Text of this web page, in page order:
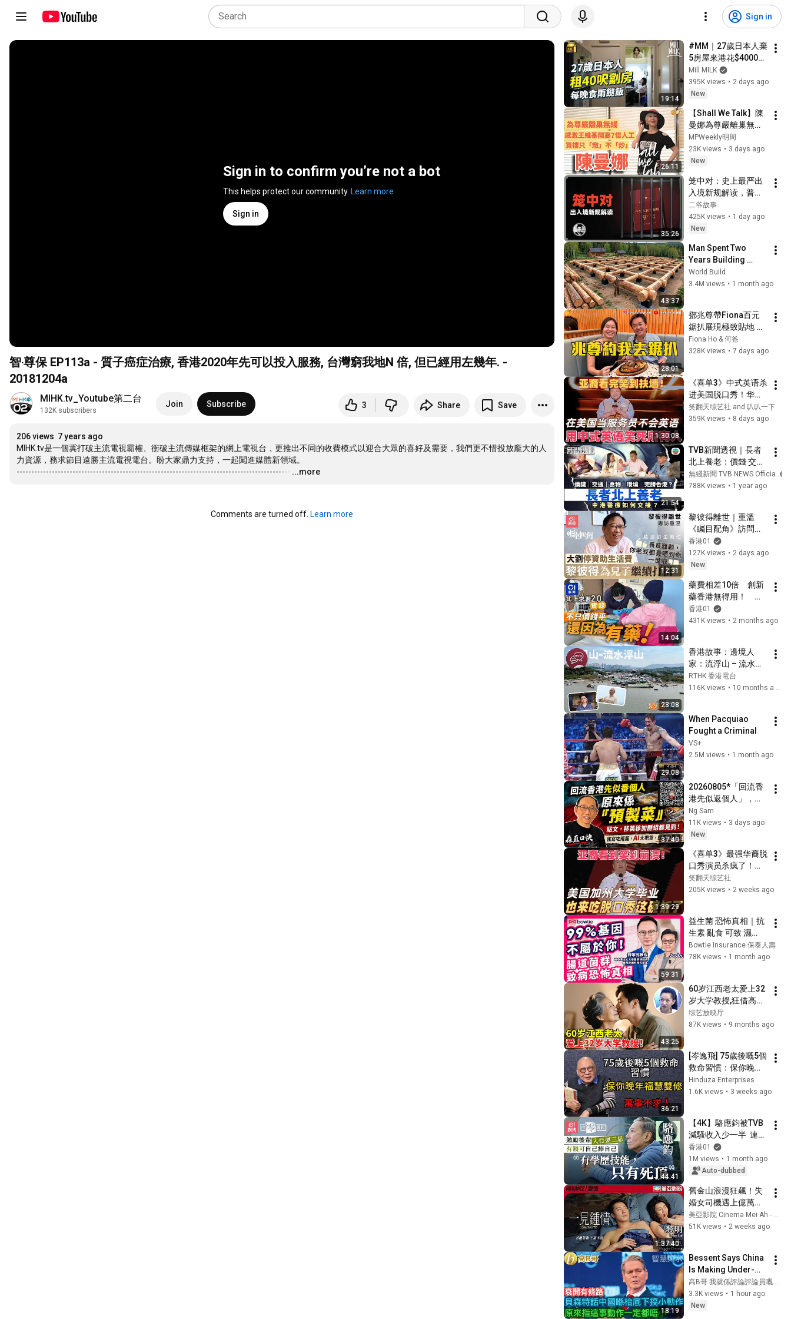
Sign in
Sign in to confirm you’re not a bot
This helps protect our community. Learn more
Sign in
智‧尊保 EP113a - 質子癌症治療, 香港2020年先可以投入服務, 台灣窮我地N 倍, 但已經用左幾年. -
20181204a
MIHK.tv_Youtube第二台
132K subscribers
Join Subscribe 3 Share Save
206 views 7 years ago
MIHK.tv是一個冀打破主流電視霸權、衝破主流傳媒框架的網上電視台，更推出不同的收費模式以迎合大眾的喜好及需要，我們更不惜投放龐大的人
力資源，務求節目遠勝主流電視電台。盼大家鼎力支持，一起闖進媒體新領域。
--------------------------------------------------------------------------------------------- …
...more
Comments are turned off. Learn more
19:14
#MM｜27歲日本人棄
5房屋來港花$4000住
50呎劏房 每日食兩餸
飯 過低物慾生活 形容
深水埗似大阪西成區
Mill MILK
395K views • 2 days ago
New
26:11
【Shall We Talk】陳
曼娜為尊嚴離巢無綫 |
感激王維基開高七倍
人工 | 買樓只「燉」
不「炒」 | 唱歌為圓
樂 | 陳曼娜專訪
MPWeekly明周
23K views • 3 days ago
New
35:26
笼中对：史上最严出
入境新规解读，普通
人还有出国的机会
吗？
二爷故事
425K views • 1 day ago
New
43:37
Man Spent Two
Years Building
HUGE Wooden
House for his
@bjornbrenton
World Build
3.4M views • 1 month ago
28:01
鄧兆尊帶Fiona百元
鋸扒展現極致貼地 狠
批中產月入18萬扮慘
不追求大富大貴 佩服
歲經歷人性醜惡後的
大覺醒 公開「弱的強
勢」愛情關係管理學
感情疏遠因為自私？
Fiona Ho & 何爸
328K views • 7 days ago
1:30:08
《喜单3》中式英语杀
进美国脱口秀！华裔
服务员不会英语，靠
口音把全场笑疯了！
#funny #综艺
笑翻天综艺社 and 叭叭一下
359K views • 8 days ago
21:54
TVB新聞透視｜長者
北上養老：價錢 交通
食物 環境完勝香港？
中港醫療如何交接？
無綫新聞 TVB NEWS Official
788K views • 1 year ago
12:31
黎彼得離世｜重溫
《矚目配角》訪問
大劉相救與許冠傑決
裂仍欣賞｜01娛樂｜
黎彼得｜專訪｜香港
香港01
127K views • 2 days ago
New
14:04
藥費相差10倍　創新
藥香港無得用！　港
人北上求醫實錄｜北
上｜醫療｜藥費｜私
醫｜肺癌標靶藥｜膝
關節置換手術｜手術
｜保險｜民生開支｜
福利｜
香港01
431K views • 2 months ago
23:08
香港故事：邊境人
家：流浮山 – 流水浮
山
RTHK 香港電台
116K views • 10 months ago
29:08
When Pacquiao
Fought a Criminal
VS+
2.5M views • 1 month ago
37:40
20260805*「回流香
港先似返個人」，原
來係「預製菜」貼
文，移英移加群組都
見到！我寫咗兩篇，
高！
Ng Sam
11K views • 3 days ago
New
1:39:29
《喜单3》最强华裔脱
口秀演员杀疯了！
UCLA毕业来"吃脱口
秀这碗饭"，亚裔看完
搞笑 #喜剧 #funny #
综艺
笑翻天综艺社
205K views • 2 weeks ago
59:31
益生菌 恐怖真相｜抗
生素 亂食 可致 濕
疹、糖尿病｜陳家亮
教授 揭 阿士匹靈 防
發現 大腸癌的先兆｜
#Bowtie
Bowtie Insurance 保泰人壽
78K views • 1 month ago
43:25
60岁江西老太爱上32
岁大学教授,狂借高利
贷给男友花,男子真实
身份解开全场哗然
综艺放映厅
87K views • 9 months ago
36:21
[岑逸飛] 75歲後嘅5個
救命習慣：保你晚年
福慧雙修、萬事不求
人#岑逸飛#知识#分
Hinduza Enterprises
1.6K views • 3 weeks ago
44:41
【4K】駱應鈞被TVB
減騷收入少一半  連重
戲份角色都被剥奪：
我堅決想走 ｜由零說
起｜01娛樂｜駱應鈞
傳｜倚天屠龍記｜壹
號皇庭｜金毛獅王｜
黃藥師
香港01
1M views • 1 month ago
Auto-dubbed
1:37:40
舊金山浪漫狂飆！失
婚女司機遇上億萬網
絡大亨 同居激情過後
是沉默 世界觀差異引
張曼玉、葛民輝、吳
耀漢｜粵語中字｜美
亞影院 Cinema Mei
Ah
51K views • 2 weeks ago
18:19
Bessent Says China
Is Making Under-
the-Table Moves;
Turns Out, This
Move Is Anything
高B哥 我就係評論評論員嘅評論員 Gold B Gor
3.3K views • 1 hour ago
New